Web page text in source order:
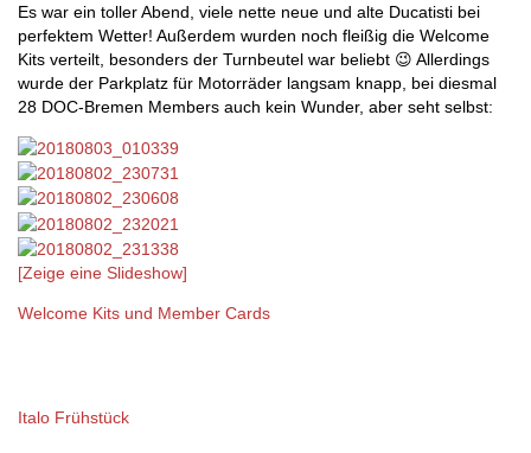
Es war ein toller Abend, viele nette neue und alte Ducatisti bei
perfektem Wetter! Außerdem wurden noch fleißig die Welcome
Kits verteilt, besonders der Turnbeutel war beliebt 😉 Allerdings
wurde der Parkplatz für Motorräder langsam knapp, bei diesmal
28 DOC-Bremen Members auch kein Wunder, aber seht selbst:
[Zeige eine Slideshow]
Welcome Kits und Member Cards
Italo Frühstück